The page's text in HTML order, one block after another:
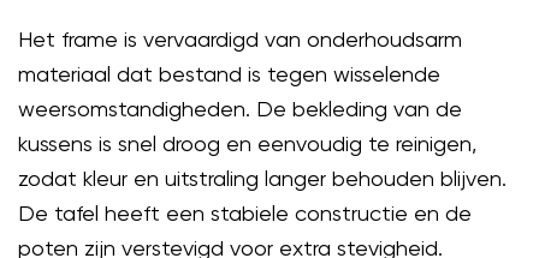
Het frame is vervaardigd van onderhoudsarm
materiaal dat bestand is tegen wisselende
weersomstandigheden. De bekleding van de
kussens is snel droog en eenvoudig te reinigen,
zodat kleur en uitstraling langer behouden blijven.
De tafel heeft een stabiele constructie en de
poten zijn verstevigd voor extra stevigheid.